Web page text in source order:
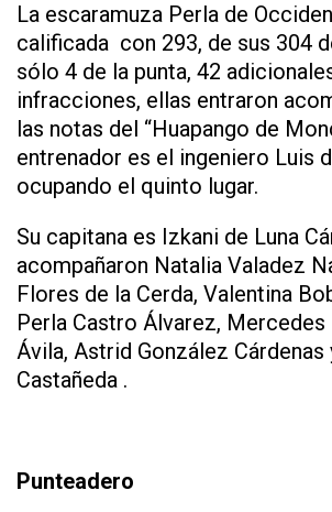
La escaramuza Perla de
calificada con 293, de sus 304
sólo 4 de la punta, 42
infracciones, ellas entraron
las notas del “Huapango de
entrenador es el ingeniero Luis
ocupando el quinto lugar.
Su capitana es Izkani de Luna
acompañaron Natalia Valadez
Flores de la Cerda, Valentina
Perla Castro Álvarez, Mercedes
Ávila, Astrid González Cárdenas
Castañeda .
Punteadero